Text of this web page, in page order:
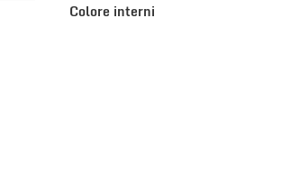
Colore interni